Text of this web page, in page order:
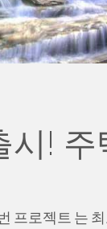
! 주
프로젝트 는